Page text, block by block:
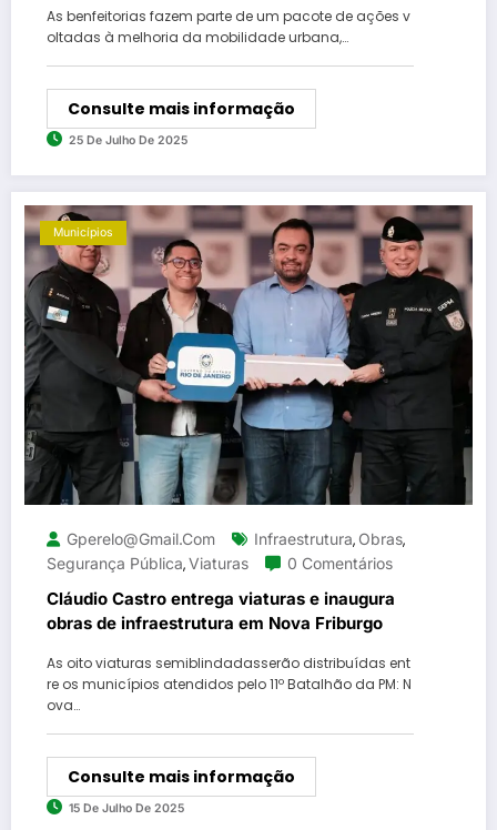
As benfeitorias fazem parte de um pacote de ações v
oltadas à melhoria da mobilidade urbana,…
Consulte mais informação
25 De Julho De 2025
Municípios
Gperelo@gmail.com Infraestrutura, Obras,
Segurança Pública,Viaturas 0 Comentários
Cláudio Castro entrega viaturas e inaugura
obras de infraestrutura em Nova Friburgo
As oito viaturas semiblindadasserão distribuídas ent
re os municípios atendidos pelo 11º Batalhão da PM: N
ova…
Consulte mais informação
15 De Julho De 2025